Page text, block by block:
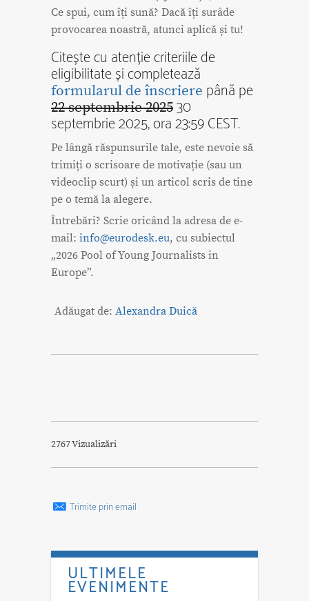
Ce spui, cum îți sună? Dacă îți surâde
provocarea noastră, atunci aplică și tu!
Citește cu atenție criteriile de
eligibilitate și completează
formularul de înscriere până pe
22 septembrie 202530
septembrie 2025, ora 23:59 CEST.
Pe lângă răspunsurile tale, este nevoie să
trimiți o scrisoare de motivație (sau un
videoclip scurt) și un articol scris de tine
pe o temă la alegere.
Întrebări? Scrie oricând la adresa de e-
mail: info@eurodesk.eu, cu subiectul
„2026 Pool of Young Journalists in
Europe”.
Adăugat de: Alexandra Duică
2767 Vizualizări
Trimite prin email
ULTIMELE
EVENIMENTE